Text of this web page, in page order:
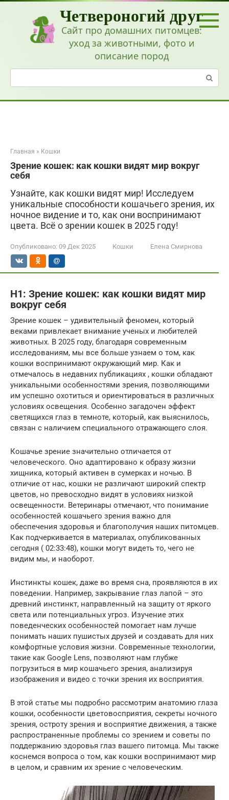
Перейти
Четвероногий друг
Сайт про домашних питомцев:
уход за животными, фото и
описание пород
Поиск:
Главная » Кошки
Зрение кошек: как кошки видят мир вокруг
себя
Узнайте, как кошки видят мир! Исследуем
уникальные способности кошачьего зрения, их
ночное видение и то, как они воспринимают
цвета. Всё о зрении кошек в 2025 году!
Опубликовано: 09 Дек 2025 Кошки Елена Смирнова
H1: Зрение кошек: как кошки видят мир
вокруг себя
Зрение кошек – удивительный феномен, который
веками привлекает внимание ученых и любителей
животных. В 2025 году, благодаря современным
исследованиям, мы все больше узнаем о том, как
кошки воспринимают окружающий мир. Как и
отмечалось в недавних публикациях , кошки обладают
уникальными особенностями зрения, позволяющими
им успешно охотиться и ориентироваться в различных
условиях освещения. Особенно загадочен эффект
светящихся глаз в темноте, который, как выяснилось,
связан с наличием специального отражающего слоя.
Кошачье зрение значительно отличается от
человеческого. Оно адаптировано к образу жизни
хищника, который активен в сумерках и ночью. В
отличие от нас, кошки не различают широкий спектр
цветов, но превосходно видят в условиях низкой
освещенности. Ветеринары отмечают, что понимание
особенностей кошачьего зрения важно для
обеспечения здоровья и благополучия наших питомцев.
Как подчеркивается в материалах, опубликованных
сегодня ( 02:33:48), кошки могут видеть то, чего не
видим мы, и наоборот.
Инстинкты кошек, даже во время сна, проявляются в их
поведении. Например, закрывание глаз лапой – это
древний инстинкт, направленный на защиту от яркого
света или потенциальных угроз. Изучение этих
поведенческих особенностей помогает нам лучше
понимать наших пушистых друзей и создавать для них
комфортные условия жизни. Современные технологии,
такие как Google Lens, позволяют нам глубже
погрузиться в мир кошачьего зрения, анализируя
изображения и видео с точки зрения их восприятия.
В этой статье мы подробно рассмотрим анатомию глаза
кошки, особенности цветовосприятия, секреты ночного
зрения, остроту зрения и восприятие движения, а также
распространенные проблемы со зрением и советы по
поддержанию здоровья глаз вашего питомца. Мы также
коснемся вопроса о том, как кошки воспринимают мир
в целом, и сравним их зрение с человеческим.